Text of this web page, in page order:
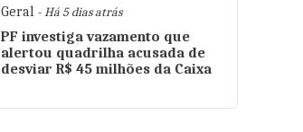
Geral - Há 5 dias atrás
PF investiga vazamento que
alertou quadrilha acusada de
desviar R$ 45 milhões da Caixa